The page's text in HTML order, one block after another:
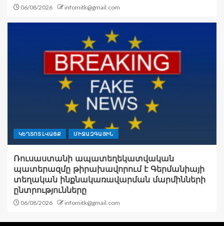
06/08/2026 infomitk@gmail.com
ԿԵՂՏՈՏ ԼՎԱՑՔ ՄԻՋԱԶԳԱՅԻՆ
Ռուսաստանի ապատեղեկատվական
պատերազմը թիրախավորում է Գերմանիայի
տեղական ինքնակառավարման մարմինների
ընտրությունները
06/08/2026 infomitk@gmail.com